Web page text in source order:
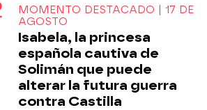
MOMENTO DESTACADO | 17 DE
AGOSTO
Isabela, la princesa
española cautiva de
Solimán que puede
alterar la futura guerra
contra Castilla